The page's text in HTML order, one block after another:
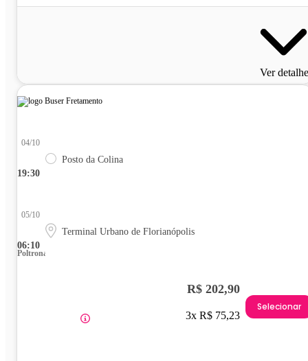
Ver
19:30
04/10
Posto da Colina
06:10
05/10
Terminal Urbano de Florianópolis
Poltrona
R$ 202,90
3x R$ 75,23
Selecionar